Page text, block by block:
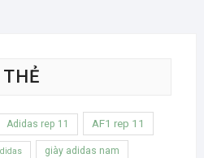
THẺ
Adidas rep 11 AF1 rep 11
giày adidas nam